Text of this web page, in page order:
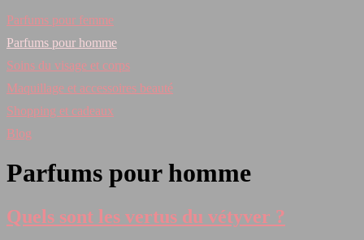
Parfums pour femme
Parfums pour homme
Soins du visage et corps
Maquillage et accessoires beauté
Shopping et cadeaux
Blog
Parfums pour homme
Quels sont les vertus du vétyver ?